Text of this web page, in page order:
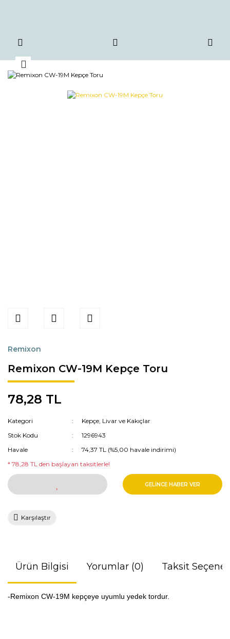
Remixon
Remixon CW-19M Kepçe Toru
78,28 TL
Kategori
Kepçe, Livar ve Kakıçlar
Stok Kodu
1296943
Havale
74,37 TL (%5,00 havale indirimi)
* 78,28 TL den başlayan taksitlerle!
GELİNCE HABER VER
Karşılaştır
Ürün Bilgisi Yorumlar (0) Taksit
-Remixon CW-19M kepçeye uyumlu yedek tordur.